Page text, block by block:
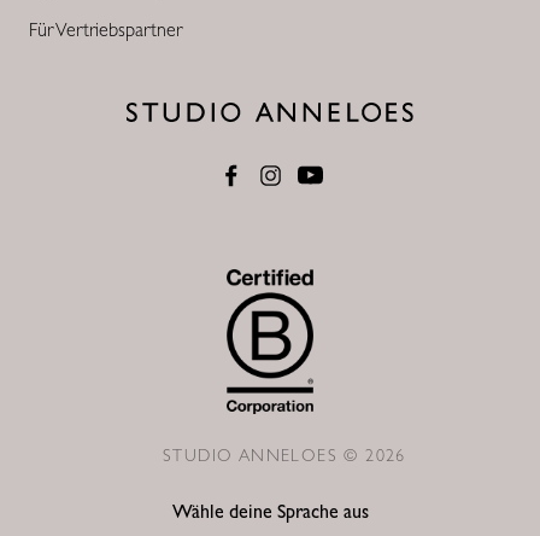
Für Vertriebspartner
Wähle deine Sprache aus
STUDIO ANNELOES © 2026